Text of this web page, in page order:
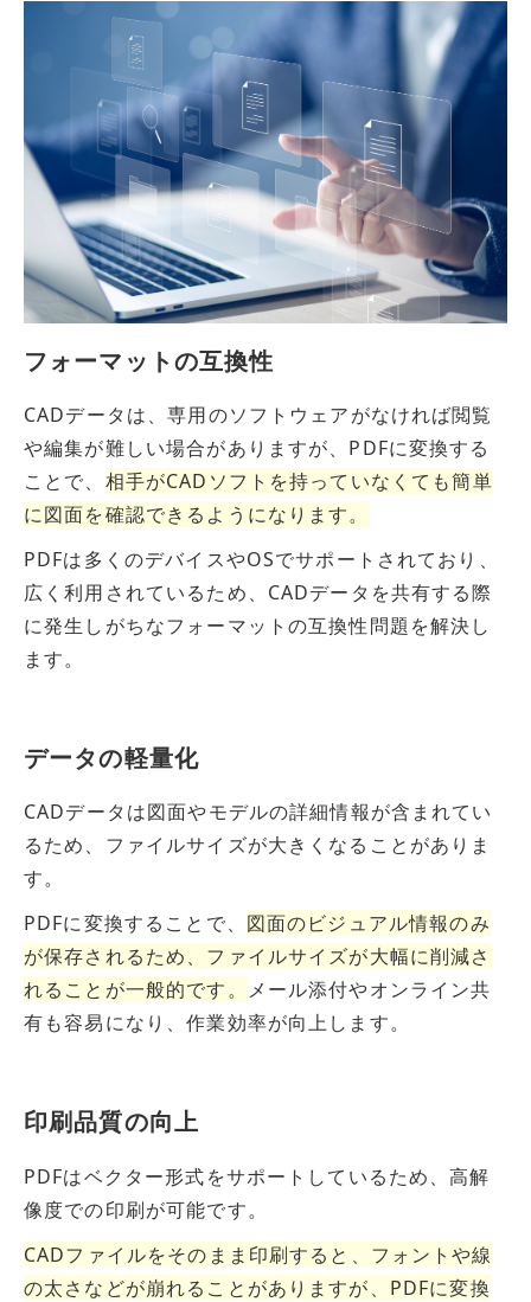
フォーマットの互換性
CADデータは、専用のソフトウェアがなければ閲覧
や編集が難しい場合がありますが、PDFに変換する
ことで、 相手がCADソフトを持っていなくても簡単
に図面を確認できるよう になります。
PDFは多くのデバイスやOSでサポートされており、
広く利用されているため、CADデータを共有する際
に発生しがちなフォーマットの互換性問題を解決し
ます。
データの軽量化
CADデータは図面やモデルの詳細情報が含まれてい
るため、ファイルサイズが大きくなることがありま
す。
PDFに変換することで、 図面のビジュアル情報のみ
が保存されるため、ファイルサイズが大幅に削減さ
れること が一般的です。 メール添付やオンライン共
有も容易になり、作業効率が向上します。
印刷品質の向上
PDFはベクター形式をサポートしているため、高解
像度での印刷が可能です。
CADファイルをそのまま印刷すると、フォントや線
の太さなどが崩れることがありますが、PDFに変換